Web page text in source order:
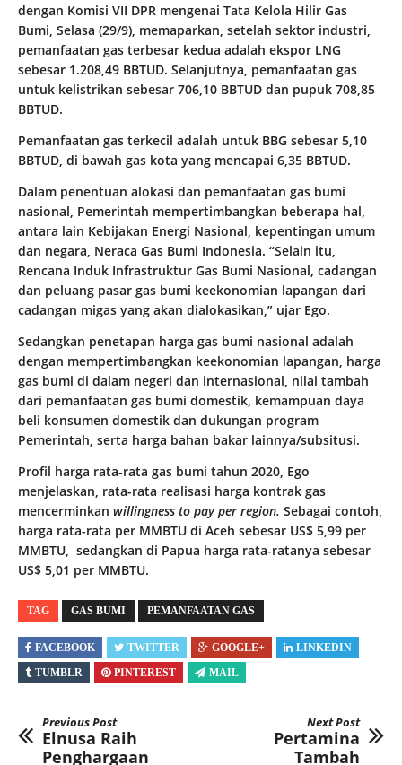
dengan Komisi VII DPR mengenai Tata Kelola Hilir Gas
Bumi, Selasa (29/9), memaparkan, setelah sektor industri,
pemanfaatan gas terbesar kedua adalah ekspor LNG
sebesar 1.208,49 BBTUD. Selanjutnya, pemanfaatan gas
untuk kelistrikan sebesar 706,10 BBTUD dan pupuk 708,85
BBTUD.
Pemanfaatan gas terkecil adalah untuk BBG sebesar 5,10
BBTUD, di bawah gas kota yang mencapai 6,35 BBTUD.
Dalam penentuan alokasi dan pemanfaatan gas bumi
nasional, Pemerintah mempertimbangkan beberapa hal,
antara lain Kebijakan Energi Nasional, kepentingan umum
dan negara, Neraca Gas Bumi Indonesia. “Selain itu,
Rencana Induk Infrastruktur Gas Bumi Nasional, cadangan
dan peluang pasar gas bumi keekonomian lapangan dari
cadangan migas yang akan dialokasikan,” ujar Ego.
Sedangkan penetapan harga gas bumi nasional adalah
dengan mempertimbangkan keekonomian lapangan, harga
gas bumi di dalam negeri dan internasional, nilai tambah
dari pemanfaatan gas bumi domestik, kemampuan daya
beli konsumen domestik dan dukungan program
Pemerintah, serta harga bahan bakar lainnya/subsitusi.
Profil harga rata-rata gas bumi tahun 2020, Ego
menjelaskan, rata-rata realisasi harga kontrak gas
mencerminkan willingness to pay per region. Sebagai contoh,
harga rata-rata per MMBTU di Aceh sebesar US$ 5,99 per
MMBTU, sedangkan di Papua harga rata-ratanya sebesar
US$ 5,01 per MMBTU.
TAG GAS BUMI PEMANFAATAN GAS
FACEBOOK TWITTER GOOGLE+
LINKEDIN
TUMBLR
PINTEREST MAIL
Previous Post
Elnusa Raih
Penghargaan
Next Post
Pertamina
Tambah